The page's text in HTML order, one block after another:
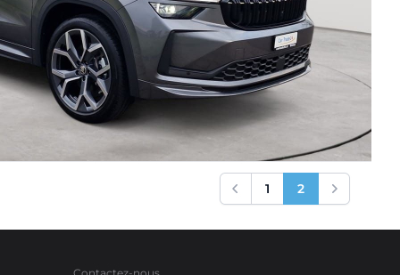
&amp; Probefahrt: jederzeit
Herstellergarantie inklusive: 3 Jahre oder
sorgenfrei unterwegs! Jetzt anrufen &amp;
618 55 44 Direkt bei uns in Wohlen –
Oder online reservieren auf:
Previous
1 2
Next